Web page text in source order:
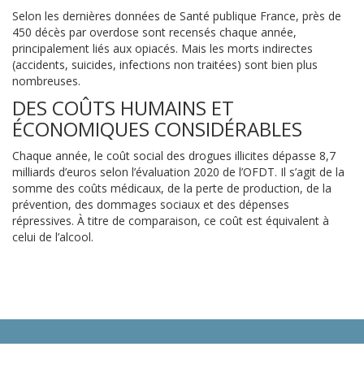
Selon les dernières données de Santé publique France, près de
450 décès par overdose sont recensés chaque année,
principalement liés aux opiacés. Mais les morts indirectes
(accidents, suicides, infections non traitées) sont bien plus
nombreuses.
DES COÛTS HUMAINS ET
ÉCONOMIQUES CONSIDÉRABLES
Chaque année, le coût social des drogues illicites dépasse 8,7
milliards d’euros selon l’évaluation 2020 de l’OFDT. Il s’agit de la
somme des coûts médicaux, de la perte de production, de la
prévention, des dommages sociaux et des dépenses
répressives. À titre de comparaison, ce coût est équivalent à
celui de l’alcool.